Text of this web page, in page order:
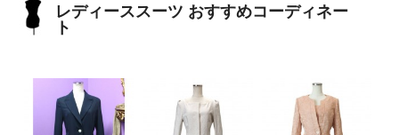
レディーススーツ おすすめコーディネー
ト